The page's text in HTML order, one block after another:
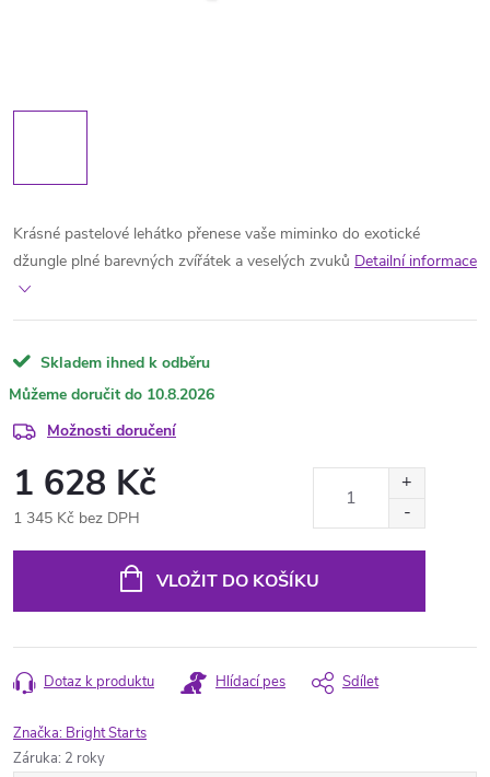
Krásné pastelové lehátko přenese vaše miminko do exotické
džungle plné barevných zvířátek a veselých zvuků Detailní informace
Skladem ihned k odběru
10.8.2026
Možnosti doručení
1 628 Kč
1 345 Kč bez DPH
VLOŽIT DO KOŠÍKU
Dotaz k produktu Hlídací pes Sdílet
Značka: Bright Starts
Záruka: 2 roky